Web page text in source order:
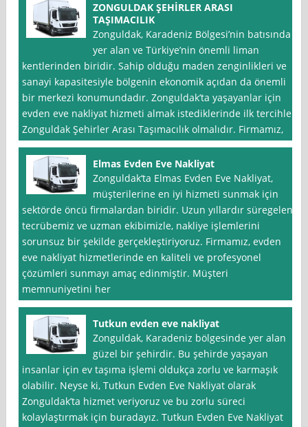
ZONGULDAK ŞEHİRLER ARASI
TAŞIMACILIK
Zonguldak, Karadeniz Bölgesi’nin batısında
yer alan ve Türkiye’nin önemli liman
kentlerinden biridir. Sahip olduğu maden zenginlikleri ve
sanayi kapasitesiyle bölgenin ekonomik açıdan da önemli
bir merkezi konumundadır. Zonguldak’ta yaşayanlar için
evden eve nakliyat hizmeti almak istediklerinde ilk tercihleri
Zonguldak Şehirler Arası Taşımacılık olmalıdır. Firmamız,
Elmas Evden Eve Nakliyat
Zonguldak‘ta Elmas Evden Eve Nakliyat,
müşterilerine en iyi hizmeti sunmak için
sektörde öncü firmalardan biridir. Uzun yıllardır süregelen
tecrübemiz ve uzman ekibimizle, nakliye işlemlerini
sorunsuz bir şekilde gerçekleştiriyoruz. Firmamız, evden
eve nakliyat hizmetlerinde en kaliteli ve profesyonel
çözümleri sunmayı amaç edinmiştir. Müşteri
memnuniyetini her
Tutkun evden eve nakliyat
Zonguldak, Karadeniz bölgesinde yer alan
güzel bir şehirdir. Bu şehirde yaşayan
insanlar için ev taşıma işlemi oldukça zorlu ve karmaşık
olabilir. Neyse ki, Tutkun Evden Eve Nakliyat olarak
Zonguldak’ta hizmet veriyoruz ve bu zorlu süreci
kolaylaştırmak için buradayız. Tutkun Evden Eve Nakliyat